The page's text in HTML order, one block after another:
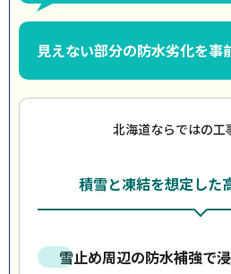
見えない部分の防水劣化を事
北海道ならではの工
積雪と凍結を想定した
雪止め周辺の防水補強で